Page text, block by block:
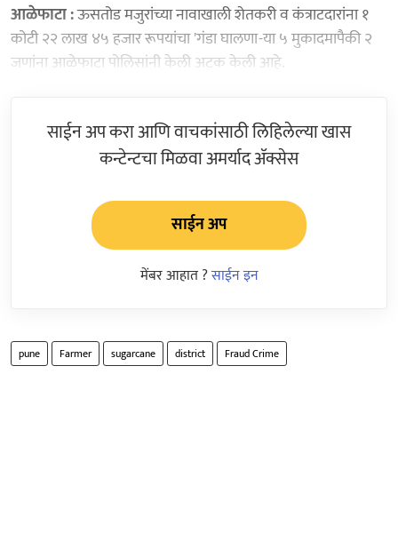
आळेफाटा :ऊसतोड मजुरांच्या नावाखाली शेतकरी व कंत्राटदारांना १
कोटी २२ लाख ४५ हजार रूपयांचा 'गंडा घालणा-या ५ मुकादमापैकी २
जणांना आळेफाटा पोलिसांनी केली अटक केली आहे.
साईन अप करा आणि वाचकांसाठी लिहिलेल्या खास
कन्टेन्टचा मिळवा अमर्याद ॲक्सेस
साईन अप
मेंबर आहात ?साईन इन
pune Farmer sugarcane district Fraud Crime